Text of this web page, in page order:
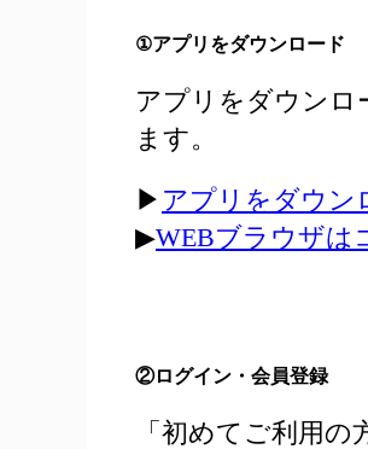
①アプリをダウンロード
アプリをダウンロ
ます。
▶ アプリをダウン
▶WEBブラウザは
②ログイン・会員登録
「初めてご利用